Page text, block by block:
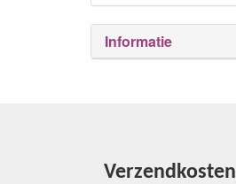
Informatie
Verzendkosten